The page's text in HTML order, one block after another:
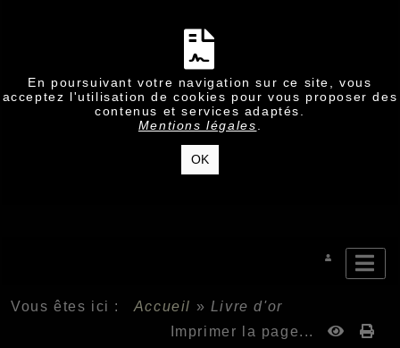
En poursuivant votre navigation sur ce site, vous
acceptez l'utilisation de cookies pour vous proposer des
contenus et services adaptés.
Mentions légales
OK
Vous êtes ici : Accueil » Livre d'or
Imprimer la page...